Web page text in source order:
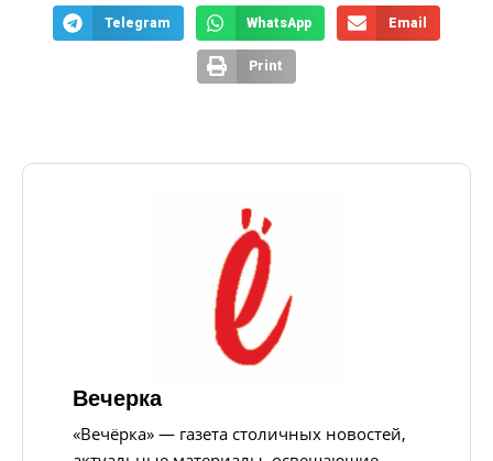
Telegram WhatsApp Email
Print
Вечерка
«Вечёрка» — газета столичных новостей,